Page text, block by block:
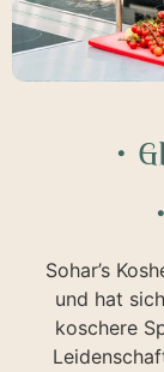
Sohar’s
und hat
koschere
・